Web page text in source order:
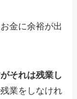
金に余裕が出
それは残業し
業をしなけれ